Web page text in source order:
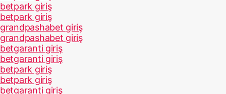
betpark giriş
betpark giriş
grandpashabet giriş
grandpashabet giriş
betgaranti giriş
betgaranti giriş
betpark giriş
betpark giriş
betgaranti giriş